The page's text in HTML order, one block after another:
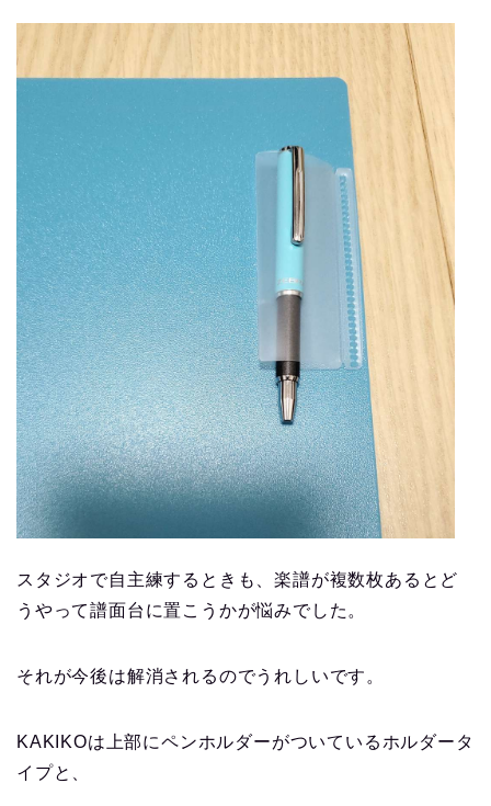
スタジオで自主練するときも、楽譜が複数枚あるとど
うやって譜面台に置こうかが悩みでした。
それが今後は解消されるのでうれしいです。
KAKIKOは上部にペンホルダーがついているホルダータ
イプと、